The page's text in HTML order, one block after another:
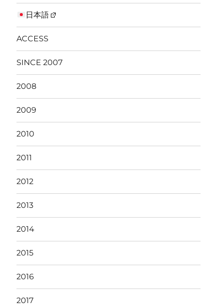
日本語
ACCESS
SINCE 2007
2008
2009
2010
2011
2012
2013
2014
2015
2016
2017